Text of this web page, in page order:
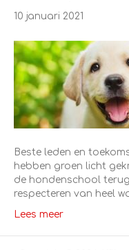
10 januari 2021
Beste leden en
hebben groen licht
de hondenschool
respecteren van heel
Lees meer